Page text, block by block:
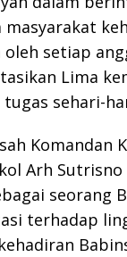
oleh setiap
Lima
sehari-
Komandan
Arh Sutrisno
seorang
terhadap